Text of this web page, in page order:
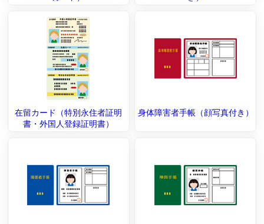
在留カード（特別永住者証明
書・外国人登録証明書）
身体障害者手帳（顔写真付き）